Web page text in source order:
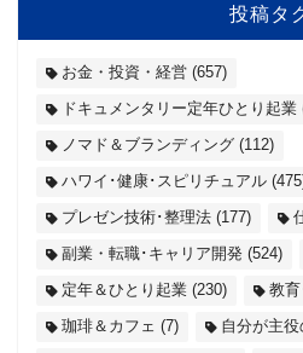
投稿タ
お金・投資・経営 (657)
ドキュメンタリー定年ひとり起業
ノマド＆ブランディング (112)
ハワイ･健康･スピリチュアル
プレゼン技術･整理法 (177)
副業・転職･キャリア開発 (524)
定年＆ひとり起業 (230) 教
珈琲＆カフェ (7) 自分が主